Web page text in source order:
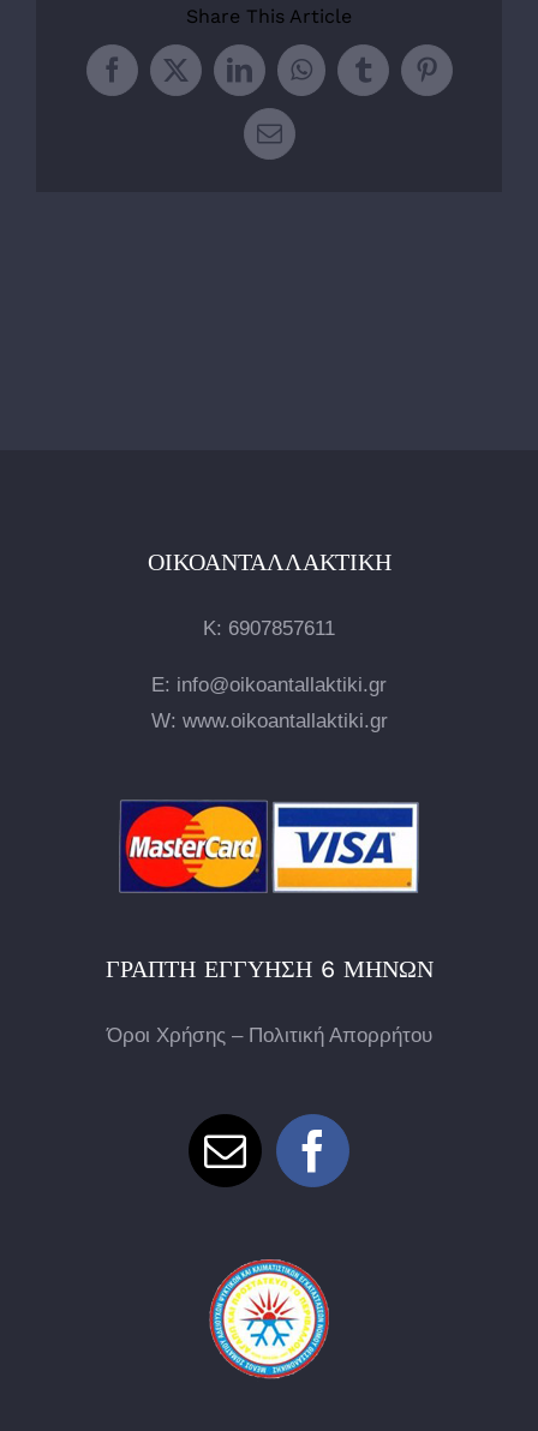
Share This Article
FacebookTwitterLinkedInWhatsApp
TumblrPinterest
Email
ΟΙΚΟΑΝΤΑΛΛΑΚΤΙΚΉ
Κ: 6907857611
E: info@oikoantallaktiki.gr
W: www.oikoantallaktiki.gr
ΓΡΑΠΤΉ ΕΓΓΎΗΣΗ 6 ΜΗΝΏΝ
Όροι Χρήσης – Πολιτική Απορρήτου